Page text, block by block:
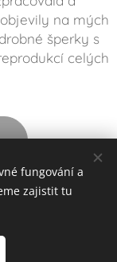
na mých
šperky s
celých
fungování a
zajistit tu